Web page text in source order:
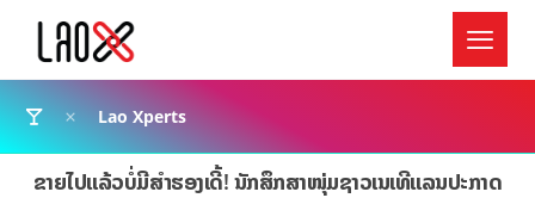
Lao Xperts
ຂາຍໄປແລ້ວບໍ່ມີສຳຮອງເດີ້! ນັກສຶກສາໜຸ່ມຊາວເນເທີແລນປະກາດ